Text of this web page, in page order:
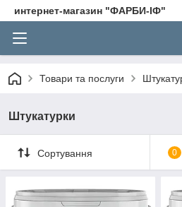
интернет-магазин "ФАРБИ-ІФ"
Товари та послуги
Штукатурки
Сортування 0